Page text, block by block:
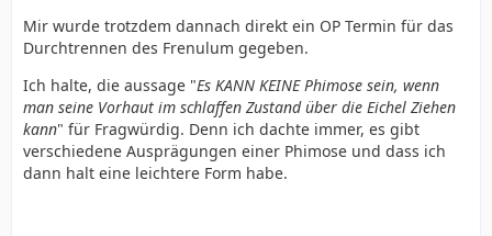
Mir wurde trotzdem dannach direkt ein OP Termin für das
Durchtrennen des Frenulum gegeben.
Ich halte, die aussage "Es KANN KEINE Phimose sein, wenn
man seine Vorhaut im schlaffen Zustand über die Eichel Ziehen
kann" für Fragwürdig. Denn ich dachte immer, es gibt
verschiedene Ausprägungen einer Phimose und dass ich
dann halt eine leichtere Form habe.